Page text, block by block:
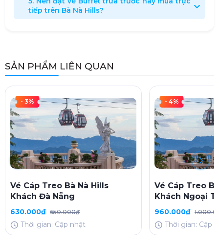
tiếp trên Bà Nà Hills?
SẢN PHẨM LIÊN QUAN
- 3%
Vé Cáp Treo Bà Nà Hills
Khách Đà Nẵng
630.000₫ 650.000₫
Thời gian: Cập nhật
- 4%
Vé Cáp Treo
Khách Ngoại
960.000₫
Thời gian: Cập